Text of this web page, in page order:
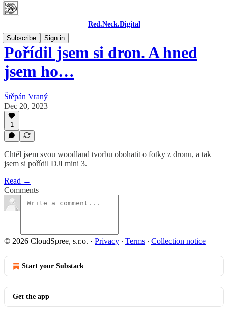
Red.Neck.Digital
Subscribe
Sign in
Pořídil jsem si dron. A hned
jsem ho…
Štěpán Vraný
Dec 20, 2023
1
Chtěl jsem svou woodland tvorbu obohatit o fotky z dronu, a tak
jsem si pořídil DJI mini 3.
Read →
Comments
© 2026 CloudSpree, s.r.o. · Privacy ∙ Terms ∙ Collection notice
Start your Substack
Get the app